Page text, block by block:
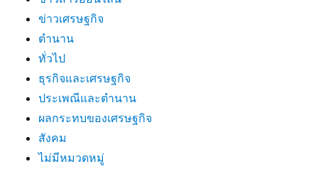
ข่าวเศรษฐกิจ
ตำนาน
ทั่วไป
ธุรกิจและเศรษฐกิจ
ประเพณีและตำนาน
ผลกระทบของเศรษฐกิจ
สังคม
ไม่มีหมวดหมู่